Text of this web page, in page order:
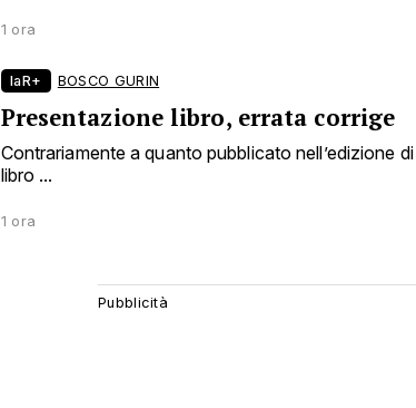
1 ora
laR+ BOSCO GURIN
Presentazione libro, errata corrige
Contrariamente a quanto pubblicato nell’edizione
libro ...
1 ora